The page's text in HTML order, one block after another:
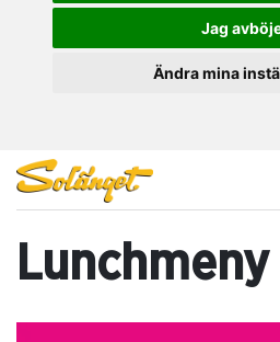
Jag
Ändra mina